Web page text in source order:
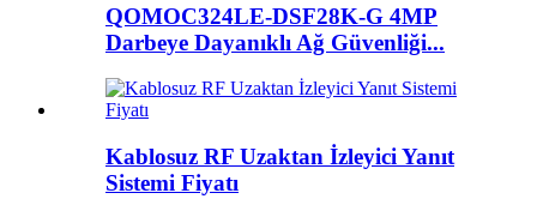
QOMOC324LE-DSF28K-G 4MP
Darbeye Dayanıklı Ağ Güvenliği...
Kablosuz RF Uzaktan İzleyici Yanıt
Sistemi Fiyatı